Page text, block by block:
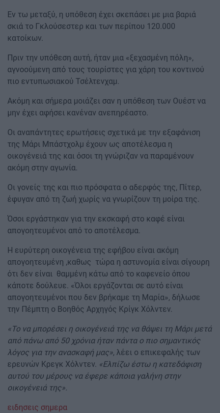
Εν τω μεταξύ, η υπόθεση έχει σκεπάσει με μια βαριά
σκιά το Γκλούσεστερ και των περίπου 120.000
κατοίκων.
Πριν την υπόθεση αυτή, ήταν μια «ξεχασμένη πόλη»,
αγνοούμενη από τους τουρίστες για χάρη του κοντινού
πιο εντυπωσιακού Τσέλτενχαμ.
Ακόμη και σήμερα μοιάζει σαν η υπόθεση των Ουέστ να
μην έχει αφήσει κανέναν ανεπηρέαστο.
Οι αναπάντητες ερωτήσεις σχετικά με την εξαφάνιση
της Μάρι Μπάστχολμ έχουν ως αποτέλεσμα η
οικογένειά της και όσοι τη γνώριζαν να παραμένουν
ακόμη στην αγωνία.
Οι γονείς της και πιο πρόσφατα ο αδερφός της, Πίτερ,
έφυγαν από τη ζωή χωρίς να γνωρίζουν τη μοίρα της.
Όσοι εργάστηκαν για την εκσκαφή στο καφέ είναι
απογοητευμένοι από το αποτέλεσμα.
Η ευρύτερη οικογένεια της εφήβου είναι ακόμη
απογοητευμένη ,καθως τώρα η αστυνομία είναι σίγουρη
ότι δεν είναι θαμμένη κάτω από το καφενείο όπου
κάποτε δούλευε. «Όλοι εργάζονται σε αυτό είναι
απογοητευμένοι που δεν βρήκαμε τη Μαρία», δήλωσε
την Πέμπτη ο Βοηθός Αρχηγός Κρίγκ Χόλντεν.
«Το να μπορέσει η οικογένειά της να θάψει τη Μάρι μετά
από πάνω από 50 χρόνια ήταν πάντα ο πιο σημαντικός
λόγος για την ανασκαφή μας», λέει ο επικεφαλής των
ερευνών Κρεγκ Χόλντεν. «Ελπίζω έστω η κατεδάφιση
αυτού του μέρους να έφερε κάποια γαλήνη στην
οικογένειά της».
ειδησεις σημερα